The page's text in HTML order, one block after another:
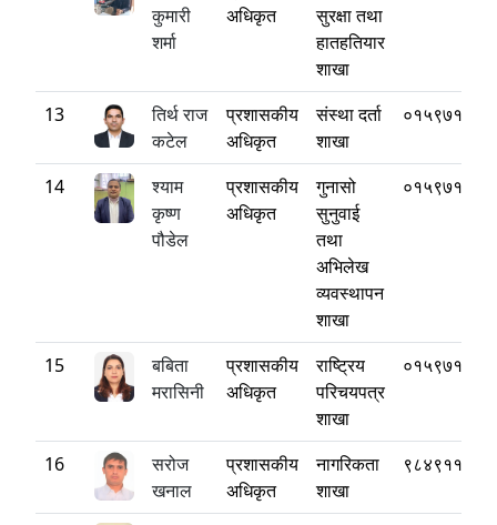
कुमारी
शर्मा
अधिकृत
सुरक्षा तथा
हातहतियार
शाखा
13
तिर्थ राज
कटेल
प्रशासकीय
अधिकृत
संस्था दर्ता
शाखा
०१५९७१८८०
14
श्याम
कृष्ण
पौडेल
प्रशासकीय
अधिकृत
गुनासो
सुनुवाई
तथा
अभिलेख
व्यवस्थापन
शाखा
०१५९७१८८०
15
बबिता
मरासिनी
प्रशासकीय
अधिकृत
राष्ट्रिय
परिचयपत्र
शाखा
०१५९७१८८०
16
सरोज
खनाल
प्रशासकीय
अधिकृत
नागरिकता
शाखा